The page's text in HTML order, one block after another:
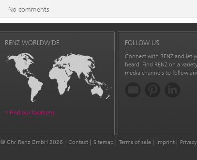
No comments
RENZ WORLDWIDE
Find our locations
FOLLOW US
Connect with RENZ and let
heard. Find RENZ on a
media channels to follow
© Chr. Renz GmbH 2026 Contact Sitemap Terms of sale Imprint